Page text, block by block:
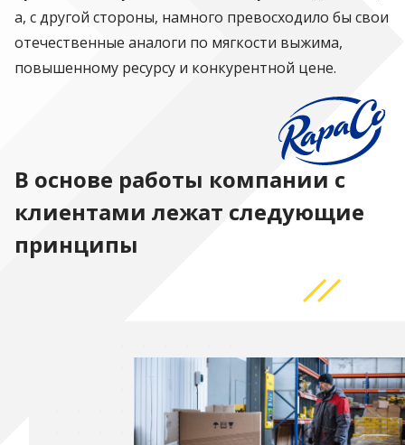
а, с другой стороны, намного превосходило бы свои
отечественные аналоги по мягкости выжима,
повышенному ресурсу и конкурентной цене.
В основе работы компании с
клиентами лежат следующие
принципы